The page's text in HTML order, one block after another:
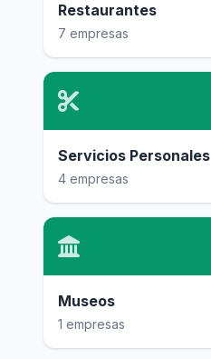
Restaurantes
7 empresas
Servicios Personales
4 empresas
Museos
1 empresas